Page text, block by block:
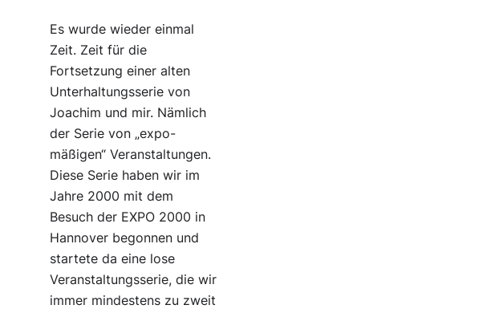
Es wurde wieder einmal
Zeit. Zeit für die
Fortsetzung einer alten
Unterhaltungsserie von
Joachim und mir. Nämlich
der Serie von „expo-
mäßigen“ Veranstaltungen.
Diese Serie haben wir im
Jahre 2000 mit dem
Besuch der EXPO 2000 in
Hannover begonnen und
startete da eine lose
Veranstaltungsserie, die wir
immer mindestens zu zweit